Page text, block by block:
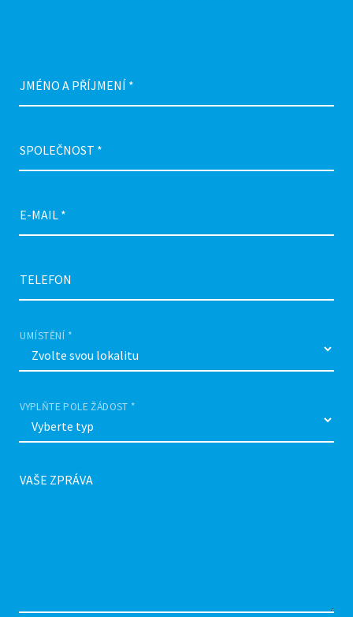
JMÉNO A PŘÍJMENÍ *
SPOLEČNOST *
E-MAIL *
TELEFON
UMÍSTĚNÍ *
VYPLŇTE POLE ŽÁDOST *
VAŠE ZPRÁVA